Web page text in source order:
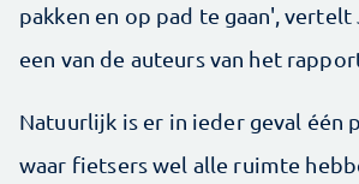
pakken en op pad te gaan', vertelt
een van de auteurs van het
Natuurlijk is er in ieder geval één
waar fietsers wel alle ruimte